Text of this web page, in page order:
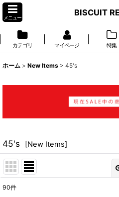
メニュー
BISCUIT
カテゴリ マイページ 特集
ホーム > New Items > 45's
45's [New Items]
90件